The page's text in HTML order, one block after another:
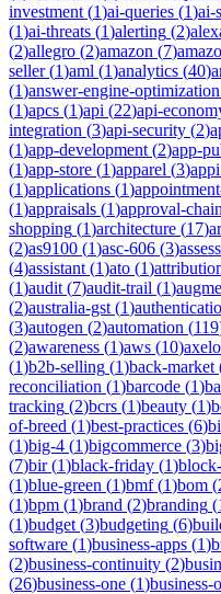
investment (1)ai-queries (1)ai-
(1)ai-threats (1)alerting (2)
(2)allegro (2)amazon (7)
seller(1)aml (1)analytics (40)
(1)answer-engine-optimization
(1)apcs (1)api (22)api-
integration (3)api-security (2)
(1)app-development (2)app-
(1)app-store (1)apparel (3)appi
(1)applications (1)
(1)appraisals (1)approval-
shopping (1)architecture (17)
(2)as9100 (1)asc-606 (3)
(4)assistant (1)ato (1)
(1)audit (7)audit-trail (1)
(2)australia-gst (1)
(3)autogen (2)automation (119
(2)awareness (1)aws (10)
(1)b2b-selling (1)back-market
reconciliation (1)barcode (1)
tracking (2)bcrs (1)beauty (1)
of-breed (1)best-practices (6)
(1)big-4 (1)bigcommerce (3)
(7)bir(1)black-friday (1)
(1)blue-green (1)bmf(1)bom (
(1)bpm (1)brand (2)branding (
(1)budget (3)budgeting (6)
software (1)business-apps (1)
(2)business-continuity (2)
(26)business-one (1)business-